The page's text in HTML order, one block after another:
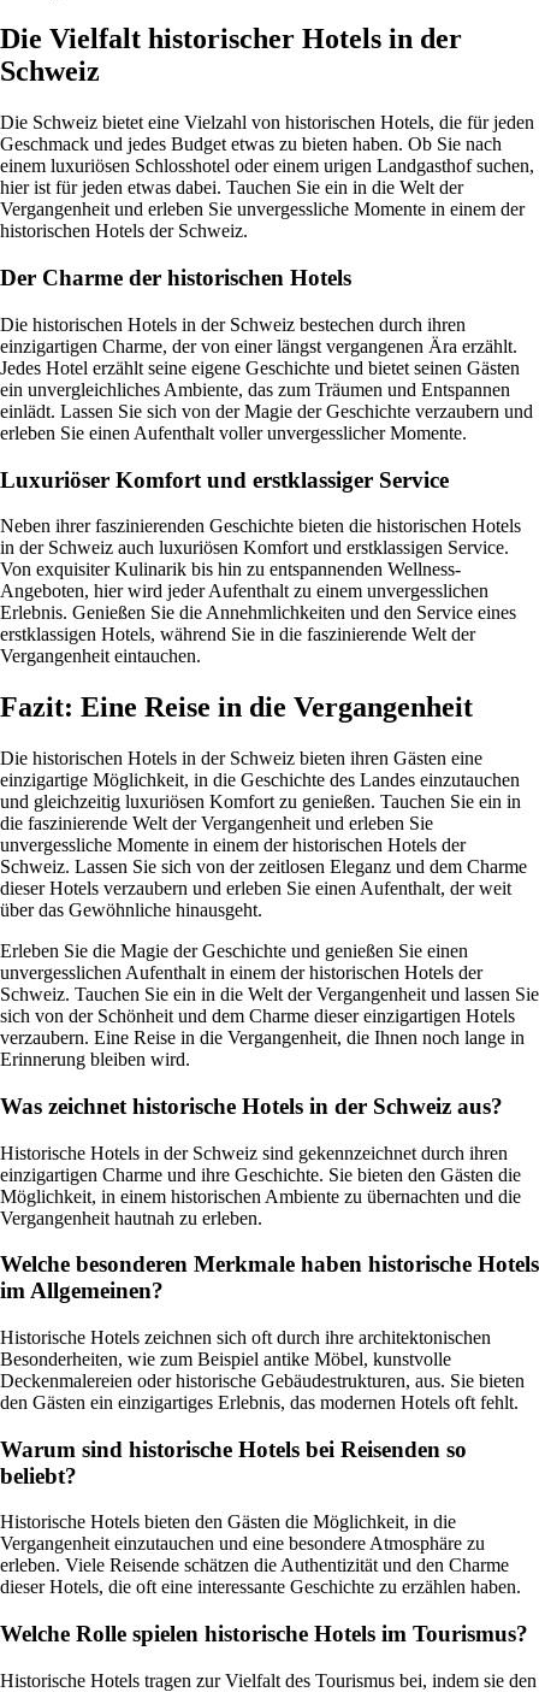
Die Vielfalt historischer Hotels in der
Schweiz
Die Schweiz bietet eine Vielzahl von historischen Hotels, die für jeden
Geschmack und jedes Budget etwas zu bieten haben. Ob Sie nach
einem luxuriösen Schlosshotel oder einem urigen Landgasthof suchen,
hier ist für jeden etwas dabei. Tauchen Sie ein in die Welt der
Vergangenheit und erleben Sie unvergessliche Momente in einem der
historischen Hotels der Schweiz.
Der Charme der historischen Hotels
Die historischen Hotels in der Schweiz bestechen durch ihren
einzigartigen Charme, der von einer längst vergangenen Ära erzählt.
Jedes Hotel erzählt seine eigene Geschichte und bietet seinen Gästen
ein unvergleichliches Ambiente, das zum Träumen und Entspannen
einlädt. Lassen Sie sich von der Magie der Geschichte verzaubern und
erleben Sie einen Aufenthalt voller unvergesslicher Momente.
Luxuriöser Komfort und erstklassiger Service
Neben ihrer faszinierenden Geschichte bieten die historischen Hotels
in der Schweiz auch luxuriösen Komfort und erstklassigen Service.
Von exquisiter Kulinarik bis hin zu entspannenden Wellness-
Angeboten, hier wird jeder Aufenthalt zu einem unvergesslichen
Erlebnis. Genießen Sie die Annehmlichkeiten und den Service eines
erstklassigen Hotels, während Sie in die faszinierende Welt der
Vergangenheit eintauchen.
Fazit: Eine Reise in die Vergangenheit
Die historischen Hotels in der Schweiz bieten ihren Gästen eine
einzigartige Möglichkeit, in die Geschichte des Landes einzutauchen
und gleichzeitig luxuriösen Komfort zu genießen. Tauchen Sie ein in
die faszinierende Welt der Vergangenheit und erleben Sie
unvergessliche Momente in einem der historischen Hotels der
Schweiz. Lassen Sie sich von der zeitlosen Eleganz und dem Charme
dieser Hotels verzaubern und erleben Sie einen Aufenthalt, der weit
über das Gewöhnliche hinausgeht.
Erleben Sie die Magie der Geschichte und genießen Sie einen
unvergesslichen Aufenthalt in einem der historischen Hotels der
Schweiz. Tauchen Sie ein in die Welt der Vergangenheit und lassen Sie
sich von der Schönheit und dem Charme dieser einzigartigen Hotels
verzaubern. Eine Reise in die Vergangenheit, die Ihnen noch lange in
Erinnerung bleiben wird.
Was zeichnet historische Hotels in der Schweiz aus?
Historische Hotels in der Schweiz sind gekennzeichnet durch ihren
einzigartigen Charme und ihre Geschichte. Sie bieten den Gästen die
Möglichkeit, in einem historischen Ambiente zu übernachten und die
Vergangenheit hautnah zu erleben.
Welche besonderen Merkmale haben historische Hotels
im Allgemeinen?
Historische Hotels zeichnen sich oft durch ihre architektonischen
Besonderheiten, wie zum Beispiel antike Möbel, kunstvolle
Deckenmalereien oder historische Gebäudestrukturen, aus. Sie bieten
den Gästen ein einzigartiges Erlebnis, das modernen Hotels oft fehlt.
Warum sind historische Hotels bei Reisenden so
beliebt?
Historische Hotels bieten den Gästen die Möglichkeit, in die
Vergangenheit einzutauchen und eine besondere Atmosphäre zu
erleben. Viele Reisende schätzen die Authentizität und den Charme
dieser Hotels, die oft eine interessante Geschichte zu erzählen haben.
Welche Rolle spielen historische Hotels im Tourismus?
Historische Hotels tragen zur Vielfalt des Tourismus bei, indem sie den